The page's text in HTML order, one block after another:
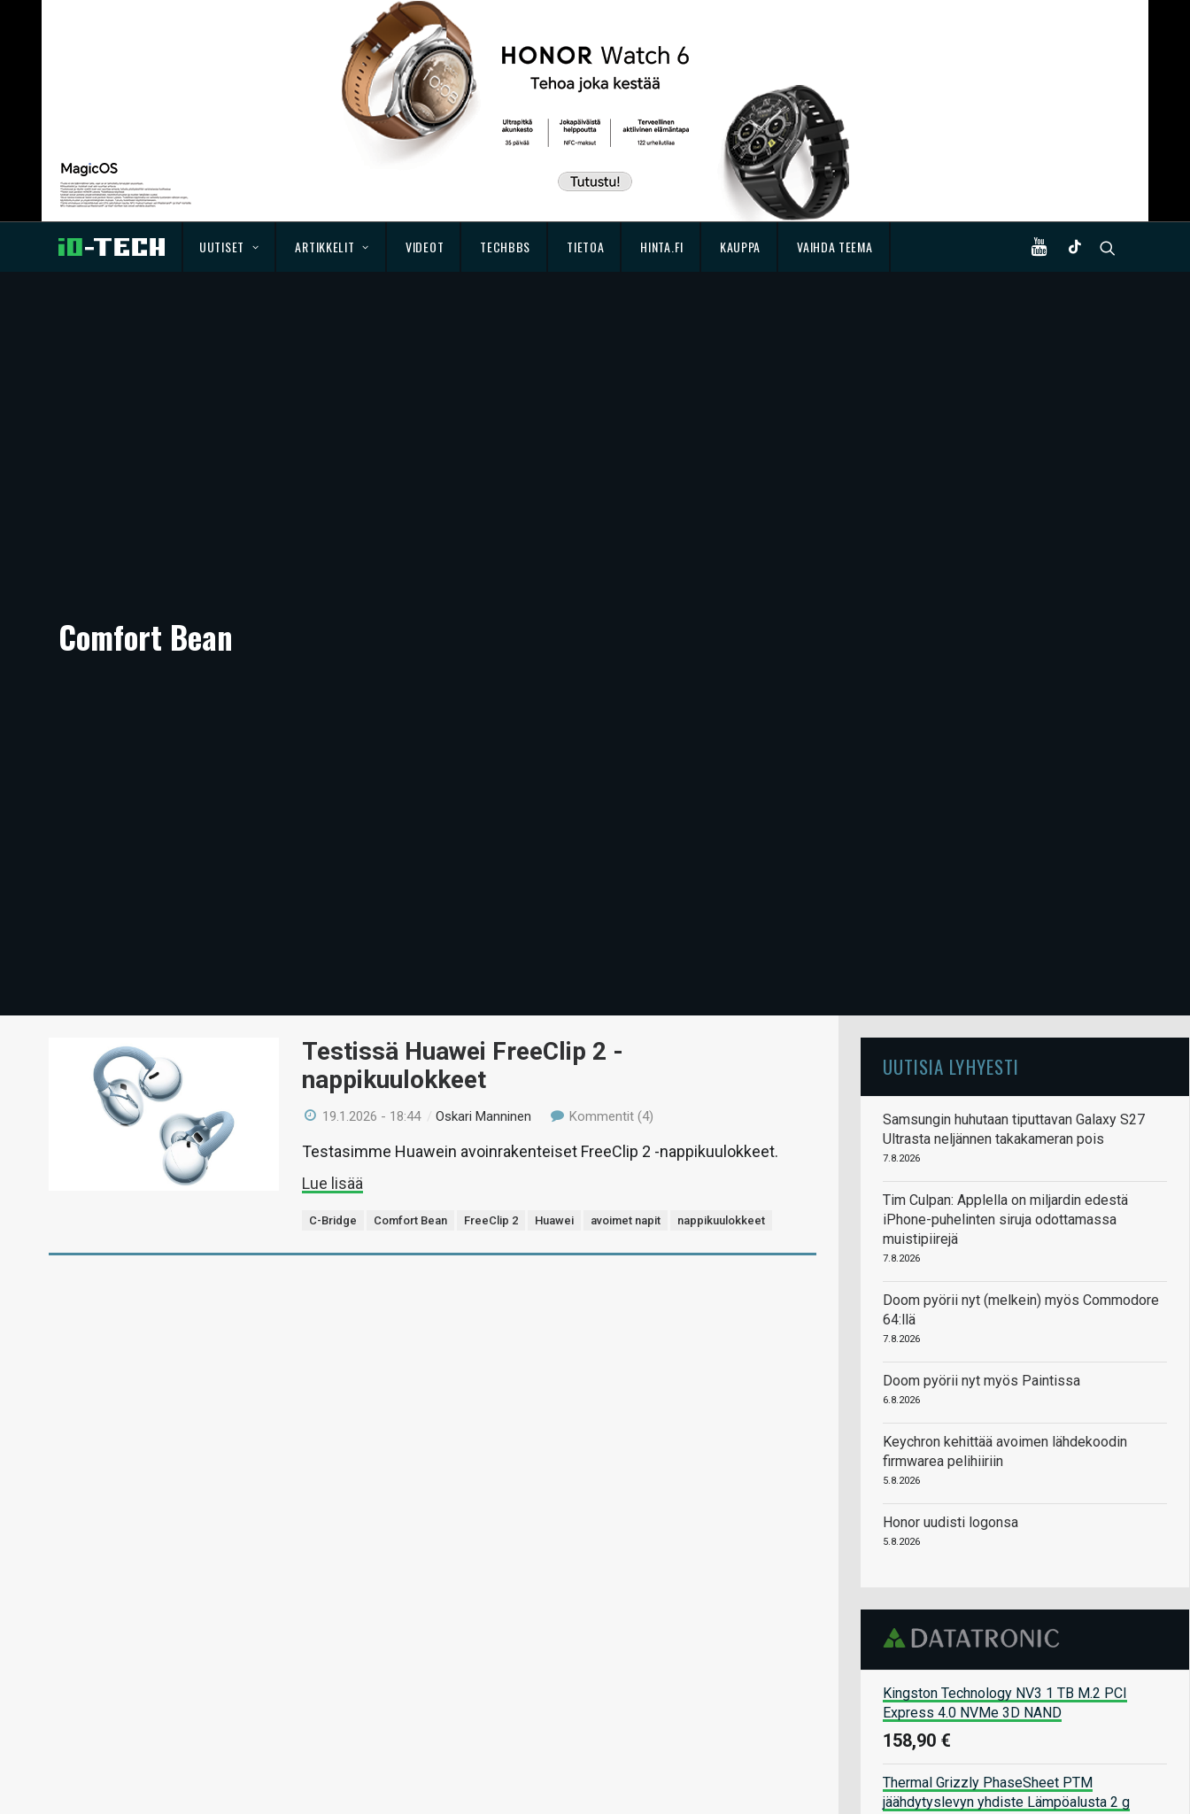
UUTISET ARTIKKELIT VIDEOT TECHBBS TIETOA HINTA.FI KAUPPA VAIHDA TEEMA
Comfort Bean
Testissä Huawei FreeClip 2 -
nappikuulokkeet
19.1.2026 - 18:44 /Oskari Manninen Kommentit (4)
Testasimme Huawein avoinrakenteiset FreeClip 2 -nappikuulokkeet.
Lue lisää
C-Bridge Comfort Bean FreeClip 2 Huawei avoimet napit nappikuulokkeet
UUTISIA LYHYESTI
Samsungin huhutaan tiputtavan Galaxy S27
Ultrasta neljännen takakameran pois
7.8.2026
Tim Culpan: Applella on miljardin edestä
iPhone-puhelinten siruja odottamassa
muistipiirejä
7.8.2026
Doom pyörii nyt (melkein) myös Commodore
64:llä
7.8.2026
Doom pyörii nyt myös Paintissa
6.8.2026
Keychron kehittää avoimen lähdekoodin
firmwarea pelihiiriin
5.8.2026
Honor uudisti logonsa
5.8.2026
Kingston Technology NV3 1 TB M.2 PCI
Express 4.0 NVMe 3D NAND
158,90 €
Thermal Grizzly PhaseSheet PTM
jäähdytyslevyn yhdiste Lämpöalusta 2 g